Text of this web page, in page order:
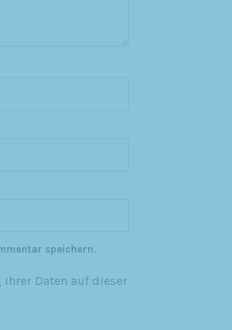
speichern.
Daten auf dieser